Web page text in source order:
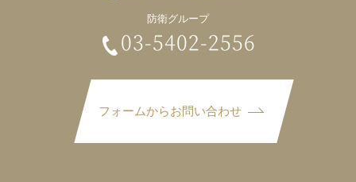
フォームからお問い合わせ
防衛グループ
03-5402-2556